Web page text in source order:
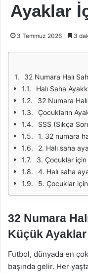
Ayaklar
3 Temmuz 2026 3
32 Numara Halı Saha
Halı Saha
32 Numara
Çocukların
SSS (Sıkça
1. 32 numara halı
2. Halı saha
3. Çocuklar için
4. Halı saha
5. Çocuklar için halı
32 Numara
Küçük
Futbol, dünyada en
başında gelir. Her